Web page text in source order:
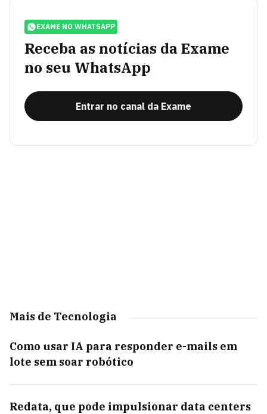
EXAME NO WHATSAPP
Receba as notícias da Exame
no seu WhatsApp
Entrar no canal da Exame
Mais de Tecnologia
Como usar IA para responder e-mails em
lote sem soar robótico
Redata, que pode impulsionar data centers